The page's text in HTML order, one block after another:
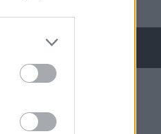
NECROLOGIE